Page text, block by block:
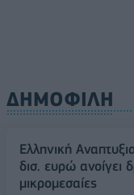
ΔΗΜΟΦΙΛΗ
Ελληνική
δισ. ευρώ ανοίγει
μικρομεσαίες